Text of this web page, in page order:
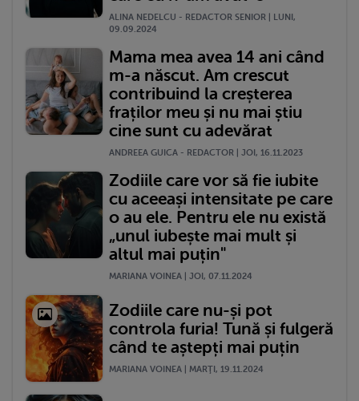
ALINA NEDELCU - REDACTOR SENIOR | LUNI,
09.09.2024
Mama mea avea 14 ani când
m-a născut. Am crescut
contribuind la creșterea
fraților meu și nu mai știu
cine sunt cu adevărat
ANDREEA GUICA - REDACTOR | JOI, 16.11.2023
Zodiile care vor să fie iubite
cu aceeași intensitate pe care
o au ele. Pentru ele nu există
„unul iubește mai mult și
altul mai puțin"
MARIANA VOINEA | JOI, 07.11.2024
Zodiile care nu-și pot
controla furia! Tună și fulgeră
când te aștepți mai puțin
MARIANA VOINEA | MARŢI, 19.11.2024